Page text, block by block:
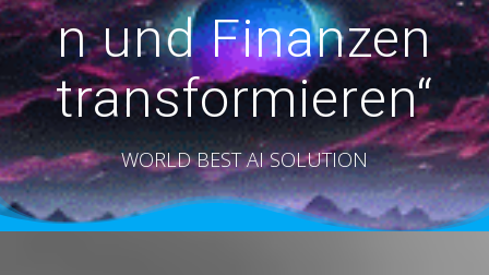
n und Finanzen
transformieren“
WORLD BEST AI SOLUTION